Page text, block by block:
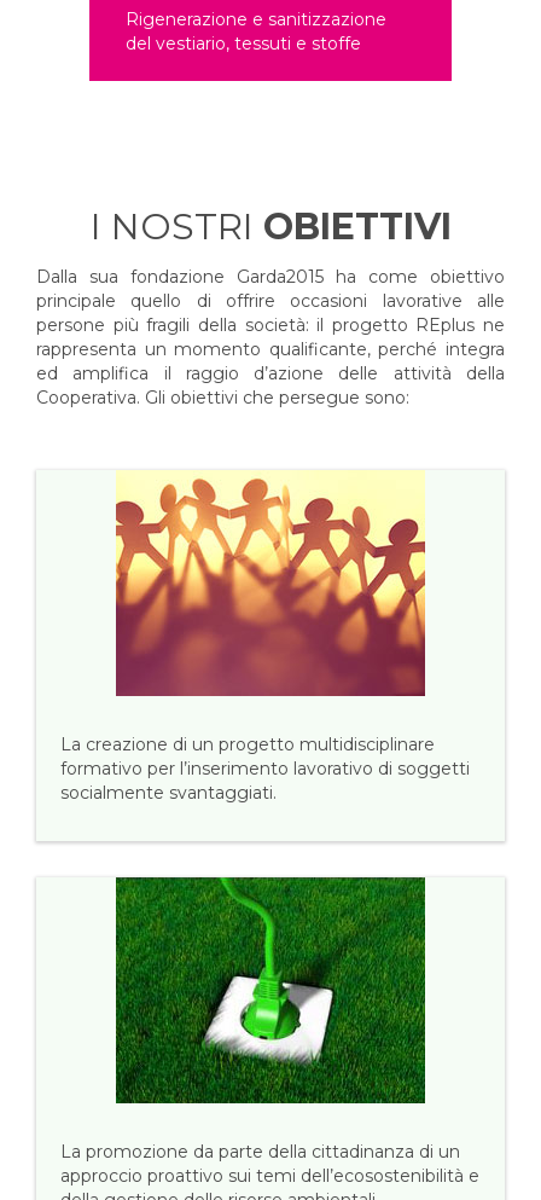
Rigenerazione e sanitizzazione
del vestiario, tessuti e stoffe
I NOSTRI OBIETTIVI
Dalla sua fondazione Garda2015 ha come obiettivo
principale quello di offrire occasioni lavorative alle
persone più fragili della società: il progetto REplus ne
rappresenta un momento qualificante, perché integra
ed amplifica il raggio d’azione delle attività della
Cooperativa. Gli obiettivi che persegue sono:
La creazione di un progetto multidisciplinare
formativo per l’inserimento lavorativo di soggetti
socialmente svantaggiati.
La promozione da parte della cittadinanza di un
approccio proattivo sui temi dell’ecosostenibilità e